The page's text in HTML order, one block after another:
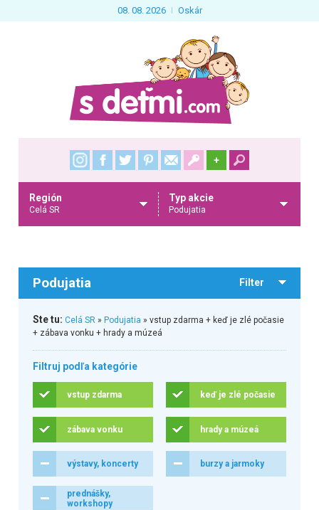
08. 08. 2026 Oskár
+
Región
Celá SR
Typ akcie
Podujatia
Podujatia Filter
Ste tu: Celá SR» Podujatia » vstup zdarma + keď je zlé počasie
+ zábava vonku + hrady a múzeá
Filtruj podľa kategórie
vstup zdarma keď je zlé počasie
zábava vonku hrady a múzeá
výstavy, koncerty burzy a jarmoky
prednášky,
workshopy